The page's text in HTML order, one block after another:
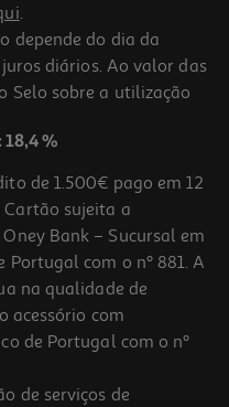
5.0.
depende do dia da
diários. Ao valor das
Selo sobre a utilização
18,4 %
de 1.500€ pago em 12
Cartão sujeita a
Bank – Sucursal em
com o nº 881. A
na qualidade de
acessório com
de Portugal com o nº
de serviços de